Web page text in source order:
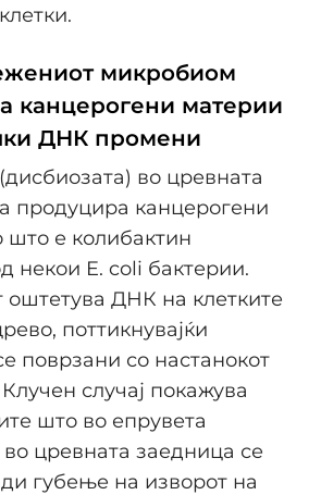
микробиом
канцерогени материи
ДНК промени
во цревната
продуцира канцерогени
што е колибактин
некои E. coli бактерии.
оштетува ДНК на клетките
поттикнувајќи
поврзани со настанокот
случај покажува
што во епрувета
цревната заедница се
губење на изворот на